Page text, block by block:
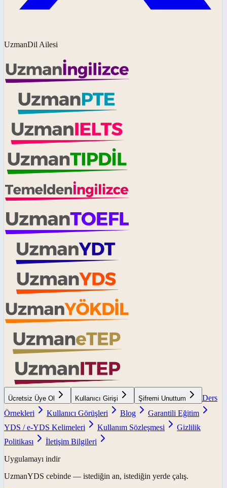
UzmanDil Ailesi
Ücretsiz Üye Ol Kullanıcı Girişi Şifremi Unuttum
Ders
Örnekleri
Kullanıcı Görüşleri Blog
Garantili Eğitim
YDS / e-YDS Kelimeleri
Kullanım Sözleşmesi
Gizlilik
Politikası
İletişim Bilgileri
Uygulamayı indir
UzmanYDS cebinde — istediğin an, istediğin yerde çalış.